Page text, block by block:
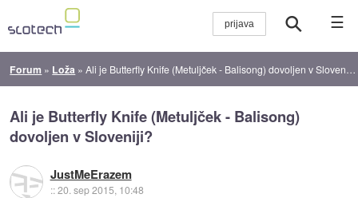
☰
Forum » Loža »Ali je Butterfly Knife (Metuljček - Balisong) dovoljen v Sloveniji?
Ali je Butterfly Knife (Metuljček - Balisong)
dovoljen v Sloveniji?
JustMeErazem
::20. sep 2015, 10:48